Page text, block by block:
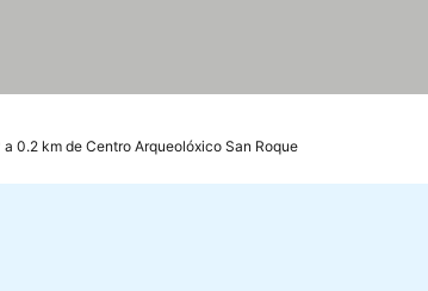
a 0.2 km de Centro Arqueolóxico San Roque